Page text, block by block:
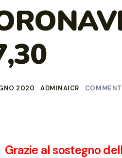
2020 ADMINAICR
Grazie al sostegno